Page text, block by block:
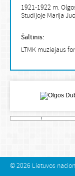
1921-1922 m.
Studijoje Marija
Šaltinis:
LTMK muziejaus
© 2026 Lietuvos